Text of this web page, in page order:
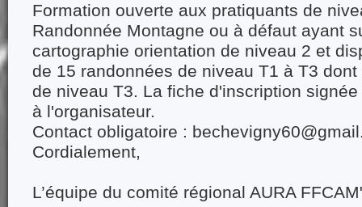
Formation ouverte aux pratiquants de
Randonnée Montagne ou à défaut ayant
cartographie orientation de niveau 2 et
de 15 randonnées de niveau T1 à T3
de niveau T3. La fiche d'inscription
à l'organisateur.
Contact obligatoire :
Cordialement,
L’équipe du comité régional AURA